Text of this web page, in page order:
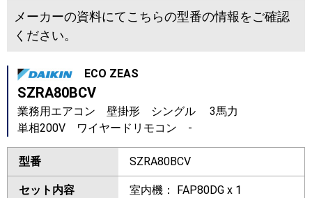
メーカーの資料にてこちらの型番の情報をご確認
ください。
ECO ZEAS
SZRA80BCV
業務用エアコン 壁掛形 シングル 3馬力
単相200V ワイヤードリモコン -
型番 SZRA80BCV
セット内容
室内機： FAP80DG x 1